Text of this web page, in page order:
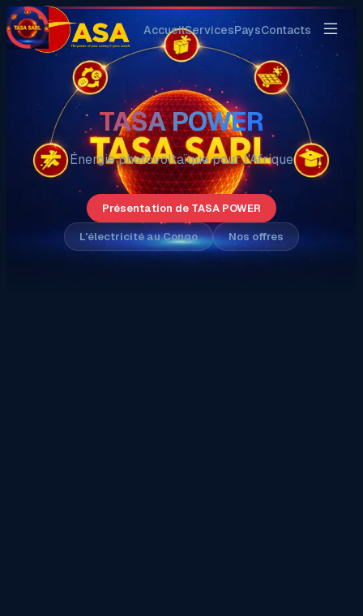
AccueilServicesPaysContacts
TASA POWER
Énergie photovoltaïque pour l'Afrique
Présentation de TASA POWER
L'électricité au Congo Nos offres